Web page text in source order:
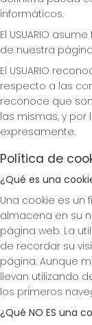
informáticos.
El USUARIO
de nuestra
El USUARIO
respecto a las
reconoce que
las mismas, y
expresamente.
Política de
¿Qué es una
Una cookie es un
almacena en su
página web. La
de recordar su
página. Aunque
llevan utilizando
los primeros
¿Qué NO ES una